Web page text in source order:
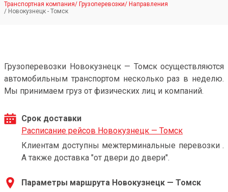
Транспортная компания/ Грузоперевозки/ Направления
/ Новокузнецк - Томск
Грузоперевозки Новокузнецк — Томск осуществляются
автомобильным транспортом несколько раз в неделю.
Мы принимаем груз от физических лиц и компаний.
Срок доставки
Расписание рейсов Новокузнецк — Томск
Клиентам доступны межтерминальные перевозки .
А также доставка "от двери до двери".
Параметры маршрута Новокузнецк — Томск